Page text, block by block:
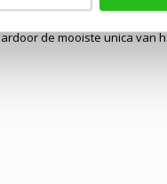
geeft het glas wat vrijheid
de mooiste unica van